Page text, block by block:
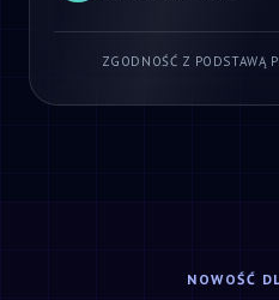
ZGODNOŚĆ Z PODSTAWĄ
NOWOŚĆ